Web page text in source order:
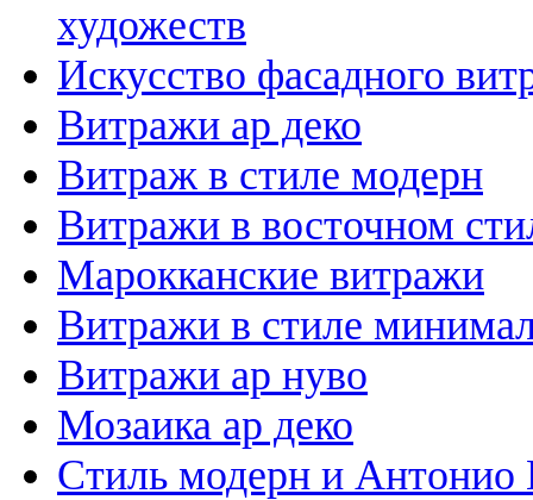
художеств
Искусство фасадного
Витражи ар деко
Витраж в стиле модерн
Витражи в восточном
Марокканские витражи
Витражи в стиле
Витражи ар нуво
Мозаика ар деко
Стиль модерн и Антонио